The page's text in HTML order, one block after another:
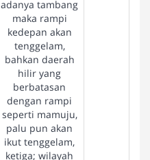
adanya tambang
maka rampi
kedepan akan
tenggelam,
bahkan daerah
hilir yang
berbatasan
dengan rampi
seperti mamuju,
palu pun akan
ikut tenggelam,
ketiga; wilayah